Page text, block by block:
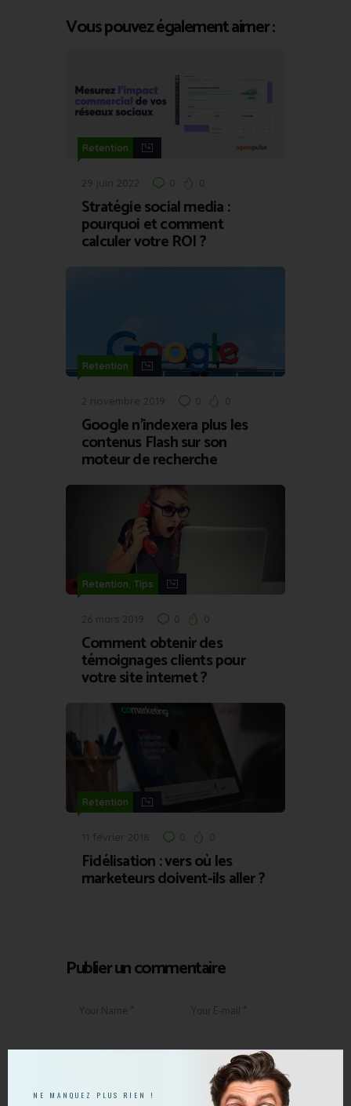
Vous pouvez également aimer :
Retention
29 juin 2022 0 0
Stratégie social media :
pourquoi et comment
calculer votre ROI ?
Retention
2 novembre 2019 0 0
Google n’indexera plus les
contenus Flash sur son
moteur de recherche
Retention, Tips
26 mars 2019 0 0
Comment obtenir des
témoignages clients pour
votre site internet ?
Retention
11 février 2018 0 0
Fidélisation : vers où les
marketeurs doivent-ils aller ?
Publier un commentaire
NE MANQUEZ PLUS RIEN !